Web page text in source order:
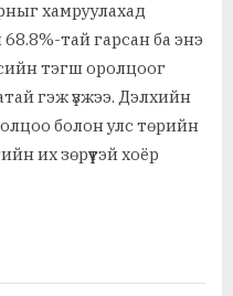
хамруулахад
тай гарсан ба энэ
тэгш оролцоог
гэж үзжээ. Дэлхийн
болон улс төрийн
их зөрүүтэй хоёр